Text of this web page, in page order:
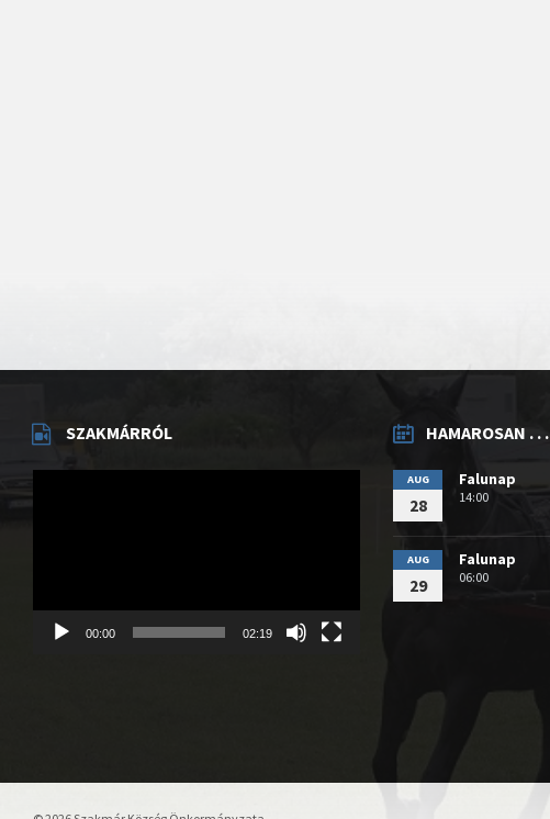
SZAKMÁRRÓL
00:00 02:19
HAMAROSAN . . .
AUG
28
Falunap
14:00
AUG
29
Falunap
06:00